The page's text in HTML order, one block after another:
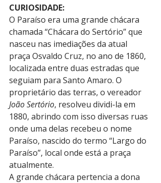
CURIOSIDADE:
O Paraíso era uma grande chácara
chamada “Chácara do Sertório” que
nasceu nas imediações da atual
praça Osvaldo Cruz, no ano de 1860,
localizada entre duas estradas que
seguiam para Santo Amaro. O
proprietário das terras, o vereador
João Sertório, resolveu dividi-la em
1880, abrindo com isso diversas ruas
onde uma delas recebeu o nome
Paraíso, nascido do termo “Largo do
Paraíso”, local onde está a praça
atualmente.
A grande chácara pertencia a dona